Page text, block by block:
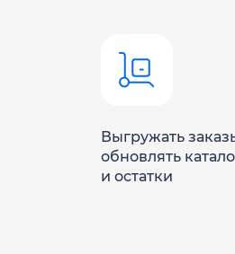
Выгружать
обновлять
и остатки